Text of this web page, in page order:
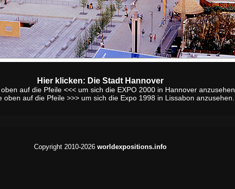
Hier klicken: Die Stadt Hannover
auf die Pfeile <<< um sich die EXPO 2000 in Hannover anzusehen.
oben auf die Pfeile >>> um sich die Expo 1998 in Lissabon anzusehen.
Copyright 2010-2026 worldexpositions.info